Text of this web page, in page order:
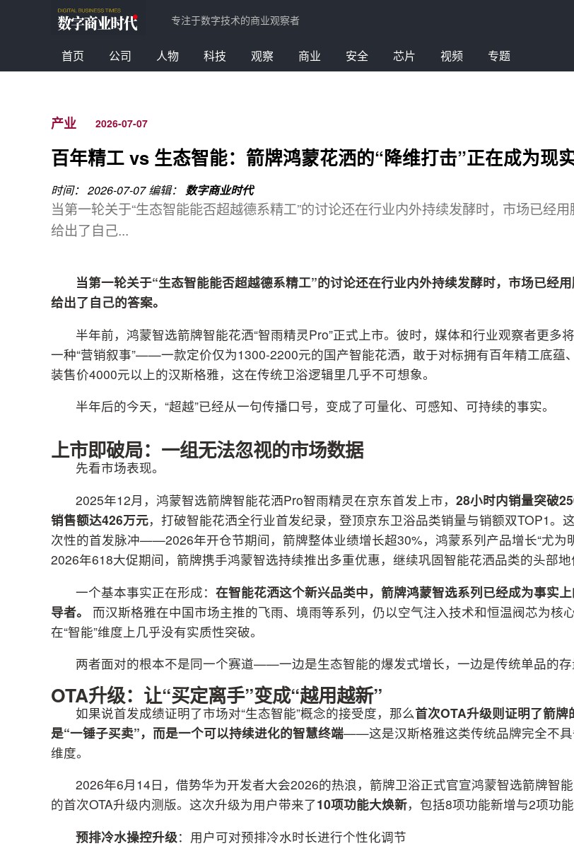
专注于数字技术的商业观察者
首页 公司 人物 科技 观察 商业 安全 芯片 视频 专题
产业 2026-07-07
百年精工 vs 生态智能：箭牌鸿蒙花洒的“降维打击”正在成为现
时间： 2026-07-07编辑： 数字商业时代
当第一轮关于“生态智能能否超越德系精工”的讨论还在行业内外持续发酵时，市场已经用
给出了自己...
当第一轮关于“生态智能能否超越德系精工”的讨论还在行业内外持续发酵时，市场已经用
给出了自己的答案。
半年前，鸿蒙智选箭牌智能花洒“智雨精灵Pro”正式上市。彼时，媒体和行业观察者更多
一种“营销叙事”——一款定价仅为1300-2200元的国产智能花洒，敢于对标拥有百年精工底蕴
装售价4000元以上的汉斯格雅，这在传统卫浴逻辑里几乎不可想象。
半年后的今天，“超越”已经从一句传播口号，变成了可量化、可感知、可持续的事实。
上市即破局：一组无法忽视的市场数据
先看市场表现。
2025年12月，鸿蒙智选箭牌智能花洒Pro智雨精灵在京东首发上市， 28小时内销量突破
销售额达426万元，打破智能花洒全行业首发纪录，登顶京东卫浴品类销量与销额双TOP1。
次性的首发脉冲——2026年开仓节期间，箭牌整体业绩增长超30%，鸿蒙系列产品增长“尤为明
2026年618大促期间，箭牌携手鸿蒙智选持续推出多重优惠，继续巩固智能花洒品类的头部地
一个基本事实正在形成： 在智能花洒这个新兴品类中，箭牌鸿蒙智选系列已经成为事实
导者。
而汉斯格雅在中国市场主推的飞雨、境雨等系列，仍以空气注入技术和恒温阀芯为核心
在“智能”维度上几乎没有实质性突破。
两者面对的根本不是同一个赛道——一边是生态智能的爆发式增长，一边是传统单品的存
OTA升级：让“买定离手”变成“越用越新”
如果说首发成绩证明了市场对“生态智能”概念的接受度，那么首次OTA升级则证明了箭牌
是“一锤子买卖”，而是一个可以持续进化的智慧终端——这是汉斯格雅这类传统品牌完全不具
维度。
2026年6月14日，借势华为开发者大会2026的热浪，箭牌卫浴正式官宣鸿蒙智选箭牌智
的首次OTA升级内测版。这次升级为用户带来了10项功能大焕新，包括8项功能新增与2项功能
预排冷水操控升级：用户可对预排冷水时长进行个性化调节